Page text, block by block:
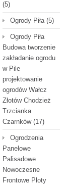
(5)
Ogrody Piła(5)
Ogrody Piła
Budowa tworzenie
zakładanie ogrodu
w Pile
projektowanie
ogrodów Wałcz
Złotów Chodzież
Trzcianka
Czarnków(17)
Ogrodzenia
Panelowe
Palisadowe
Nowoczesne
Frontowe Płoty